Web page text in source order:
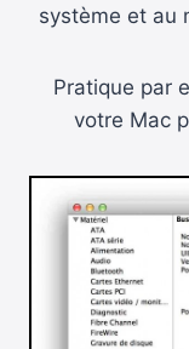
système et au
Pratique par
votre Mac